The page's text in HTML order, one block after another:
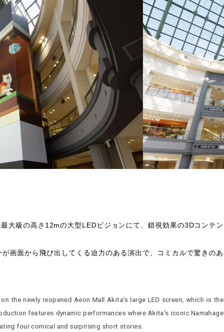
大級の高さ12mの大型LEDビジョンにて、錯視効果の3Dコンテン
画面から飛び出してくる迫力のある演出で、コミカルで驚きのあ
the newly reopened Aeon Mall Akita's large LED screen, which is the
features dynamic performances where Akita's iconic Namahage
four comical and surprising short stories.